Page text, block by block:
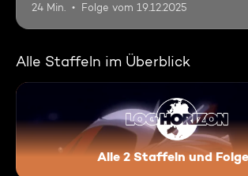
24 Min. Folge vom 19.12.2025
Alle Staffeln im Überblick
Alle 2 Staffeln und